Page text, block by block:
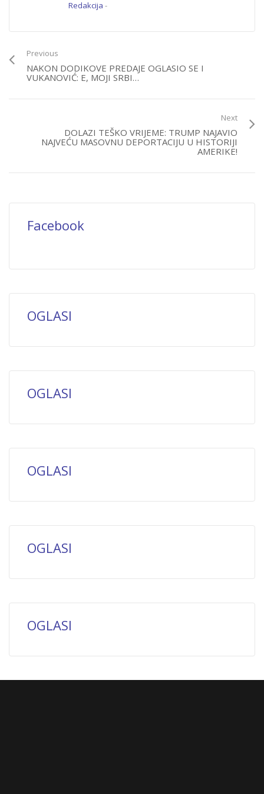
Redakcija -
Previous
NAKON DODIKOVE PREDAJE OGLASIO SE I
VUKANOVIĆ: E, MOJI SRBI…
Next
DOLAZI TEŠKO VRIJEME: TRUMP NAJAVIO
NAJVEĆU MASOVNU DEPORTACIJU U HISTORIJI
AMERIKE!
Facebook
OGLASI
OGLASI
OGLASI
OGLASI
OGLASI